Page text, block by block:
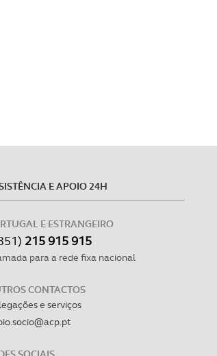
E APOIO 24H
E ESTRANGEIRO
215 915 915
para a rede fixa nacional
CONTACTOS
e serviços